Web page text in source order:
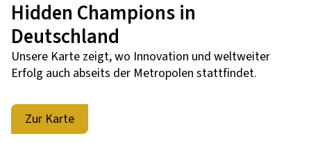
Hidden Champions in
Deutschland
Unsere Karte zeigt, wo Innovation und weltweiter
Erfolg auch abseits der Metropolen stattfindet.
Zur Karte